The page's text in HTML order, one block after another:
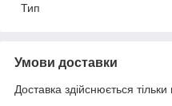
Тип
Умови доставки
Доставка здійснюється